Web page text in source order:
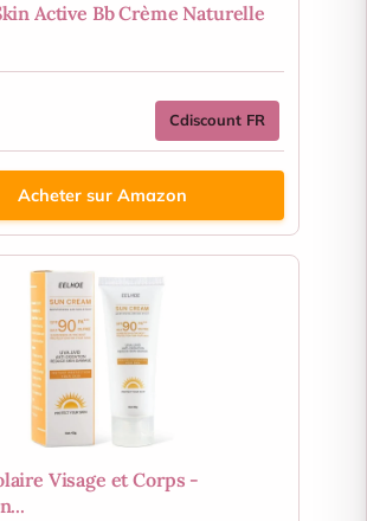
Active Bb Crème Naturelle
Cdiscount FR
Acheter sur Amazon
Visage et Corps -